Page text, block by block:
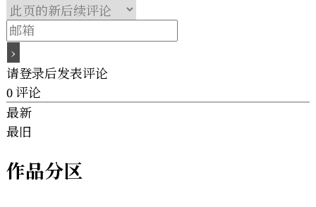
请登录后发表评论
0评论
最新
最旧
作品分区